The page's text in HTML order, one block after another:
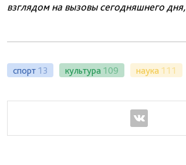
взглядом на вызовы сегодняшнего дня,
спорт 13 культура 109 наука 111